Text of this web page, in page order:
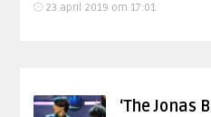
23 april 2019 om 17:01
‘The Jonas